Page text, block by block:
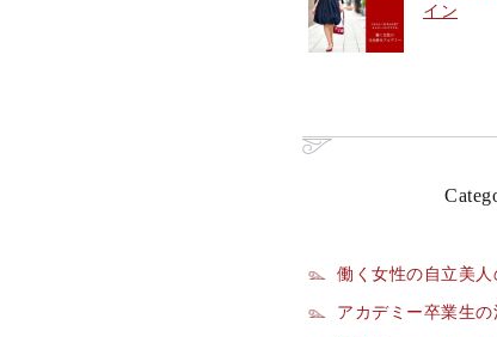
イン
働く女性の自立美人
アカデミー卒業生の